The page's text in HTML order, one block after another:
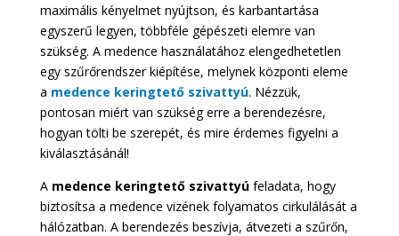
maximális kényelmet nyújtson, és karbantartása
egyszerű legyen, többféle gépészeti elemre van
szükség. A medence használatához elengedhetetlen
egy szűrőrendszer kiépítése, melynek központi eleme
a medence keringtető szivattyú. Nézzük,
pontosan miért van szükség erre a berendezésre,
hogyan tölti be szerepét, és mire érdemes figyelni a
kiválasztásánál!
A medence keringtető szivattyúfeladata, hogy
biztosítsa a medence vizének folyamatos cirkulálását a
hálózatban. A berendezés beszívja, átvezeti a szűrőn,